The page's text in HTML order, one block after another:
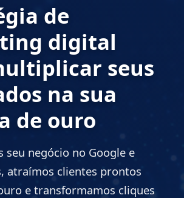
de
digital
seus
na sua
de ouro
seu negócio no Google e
atraímos clientes prontos
e transformamos cliques